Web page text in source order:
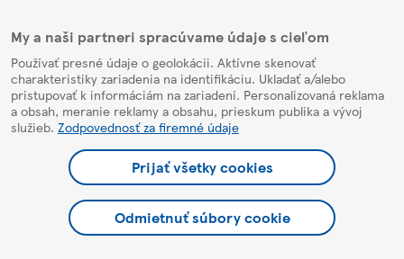
My a naši partneri spracúvame údaje s cieľom
Používať presné údaje o geolokácii. Aktívne skenovať
charakteristiky zariadenia na identifikáciu. Ukladať a/alebo
pristupovať k informáciám na zariadení. Personalizovaná reklama
a obsah, meranie reklamy a obsahu, prieskum publika a vývoj
služieb. Zodpovednosť za firemné údaje
Prijať všetky cookies
Odmietnuť súbory cookie